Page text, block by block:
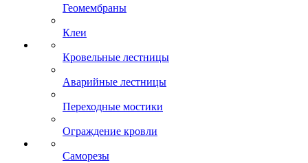
Геомембраны
Клеи
Кровельные лестницы
Аварийные лестницы
Переходные мостики
Ограждение кровли
Саморезы